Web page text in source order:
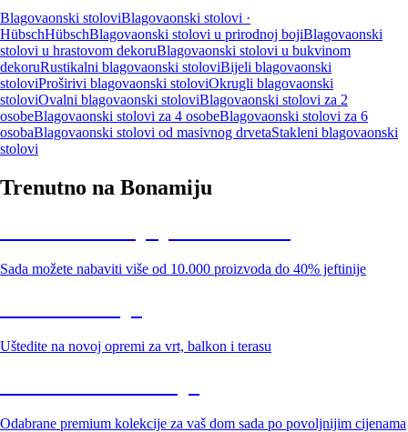
Blagovaonski stoloviBlagovaonski stolovi ·
HübschHübschBlagovaonski stolovi u prirodnoj bojiBlagovaonski
stolovi u hrastovom dekoruBlagovaonski stolovi u bukvinom
dekoruRustikalni blagovaonski stoloviBijeli blagovaonski
stoloviProširivi blagovaonski stoloviOkrugli blagovaonski
stoloviOvalni blagovaonski stoloviBlagovaonski stolovi za 2
osobeBlagovaonski stolovi za 4 osobeBlagovaonski stolovi za 6
osobaBlagovaonski stolovi od masivnog drvetaStakleni blagovaonski
stolovi
Trenutno na Bonamiju
Sada možete nabaviti više od 10.000 proizvoda do 40% jeftinije
Uštedite na novoj opremi za vrt, balkon i terasu
Odabrane premium kolekcije za vaš dom sada po povoljnijim cijenama